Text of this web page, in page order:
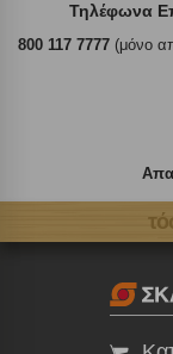
Τηλέφωνα
800 117 7777(μόνο